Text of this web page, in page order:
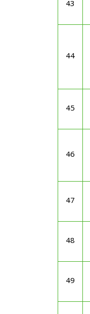
43
44
45
46
47
48
49